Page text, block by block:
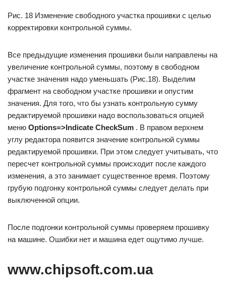
Рис. 18 Изменение свободного участка прошивки с целью
корректировки контрольной суммы.
Все предыдущие изменения прошивки были направлены на
увеличение контрольной суммы, поэтому в свободном
участке значения надо уменьшать (Рис.18). Выделим
фрагмент на свободном участке прошивки и опустим
значения. Для того, что бы узнать контрольную сумму
редактируемой прошивки надо воспользоваться опцией
меню Options=>Indicate CheckSum . В правом верхнем
углу редактора появится значение контрольной суммы
редактируемой прошивки. При этом следует учитывать, что
пересчет контрольной суммы происходит после каждого
изменения, а это занимает существенное время. Поэтому
грубую подгонку контрольной суммы следует делать при
выключенной опции.
После подгонки контрольной суммы проверяем прошивку
на машине. Ошибки нет и машина едет ощутимо лучше.
www.chipsoft.com.ua